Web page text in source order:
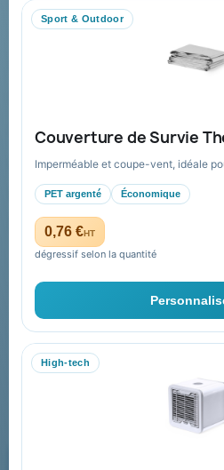
Sport & Outdoor
Couverture de Survie
Imperméable et coupe-vent, idéale
PET argenté Économique
0,76 €HT
dégressif selon la quantité
High-tech
FAQ sur Promenoch Goodies Pub
Conditions de retour
Paiement sécurisé
Plan du site
Contact & devis
06 09 53 17 41
WhatsApp
equipe@promenoch-